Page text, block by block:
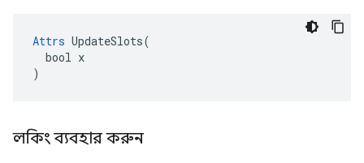
Attrs UpdateSlots(
  bool x
)
লকিং ব্যবহার করুন